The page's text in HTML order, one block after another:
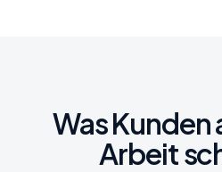
Was Kunden
Arbeit